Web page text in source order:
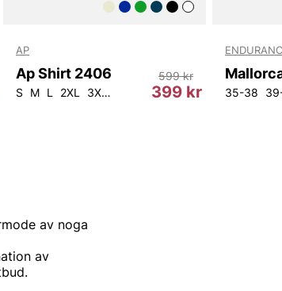
W33L32 W34L32 W36L32 W31L34 W32L34
AP
Ap Shirt 2406
S M L 2XL 3XL 399 kr
599 kr
35-38
av noga
av